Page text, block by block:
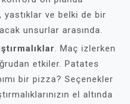
yastıklar ve belki de bir
unsurlar arasında.
. Maç izlerken
etkiler. Patates
bir pizza? Seçenekler
el altında